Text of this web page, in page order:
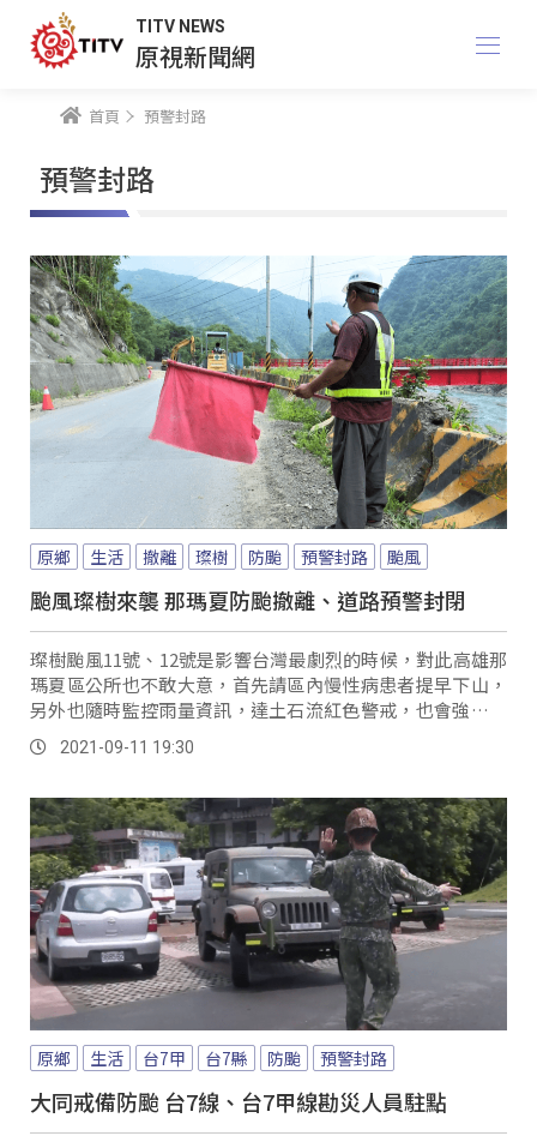
TITV NEWS
原視新聞網
首頁 預警封路
預警封路
原鄉 生活 撤離 璨樹 防颱 預警封路 颱風
颱風璨樹來襲 那瑪夏防颱撤離、道路預警封閉
璨樹颱風11號、12號是影響台灣最劇烈的時候，對此高雄那
瑪夏區公所也不敢大意，首先請區內慢性病患者提早下山，
另外也隨時監控雨量資訊，達土石流紅色警戒，也會強制將
保全戶撤離。
2021-09-11 19:30
原鄉 生活 台7甲 台7縣 防颱 預警封路
大同戒備防颱 台7線、台7甲線勘災人員駐點